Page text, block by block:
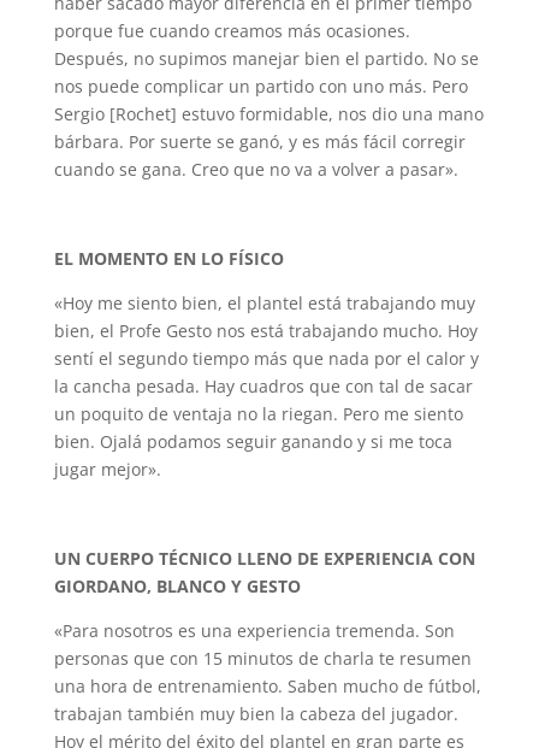
porque fue cuando creamos más ocasiones.
Después, no supimos manejar bien el partido. No se
nos puede complicar un partido con uno más. Pero
Sergio [Rochet] estuvo formidable, nos dio una mano
bárbara. Por suerte se ganó, y es más fácil corregir
cuando se gana. Creo que no va a volver a pasar».
EL MOMENTO EN LO FÍSICO
«Hoy me siento bien, el plantel está trabajando muy
bien, el Profe Gesto nos está trabajando mucho. Hoy
sentí el segundo tiempo más que nada por el calor y
la cancha pesada. Hay cuadros que con tal de sacar
un poquito de ventaja no la riegan. Pero me siento
bien. Ojalá podamos seguir ganando y si me toca
jugar mejor».
UN CUERPO TÉCNICO LLENO DE EXPERIENCIA CON
GIORDANO, BLANCO Y GESTO
«Para nosotros es una experiencia tremenda. Son
personas que con 15 minutos de charla te resumen
una hora de entrenamiento. Saben mucho de fútbol,
trabajan también muy bien la cabeza del jugador.
Hoy el mérito del éxito del plantel en gran parte es